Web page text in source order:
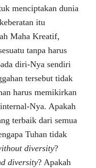
menciptakan dunia
itu
Maha Kreatif,
tanpa harus
diri-Nya sendiri
tersebut tidak
harus memikirkan
Nya. Apakah
terbaik dari semua
Tuhan tidak
diversity?
diversity? Apakah